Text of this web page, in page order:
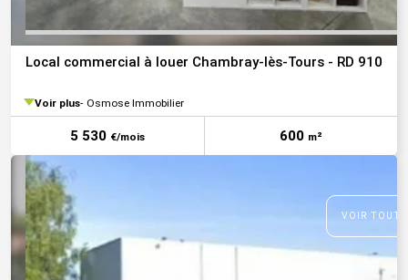
Local commercial à louer Chambray-lès-Tours - RD 910
Voir plus Osmose Immobilier
5 530 €/mois 600 m²
VOIR